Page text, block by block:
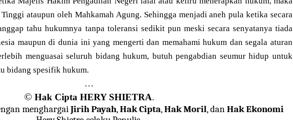
ataupun oleh Mahkamah Agung. Sehingga menjadi aneh pula ketika secara
tahu hukumnya tanpa toleransi sedikit pun meski secara senyatanya tiada
maupun di dunia ini yang mengerti dan memahami hukum dan segala aturan
menguasai seluruh bidang hukum, butuh pengabdian seumur hidup untuk
bidang spesifik hukum.
…
© Hak Cipta HERY SHIETRA.
menghargaiJirih Payah,Hak Cipta,Hak Moril, danHak Ekonomi